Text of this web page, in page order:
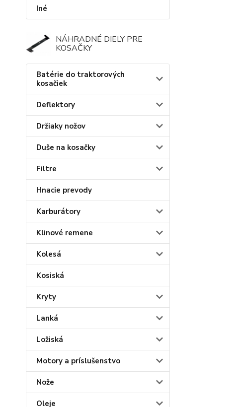
Iné
NÁHRADNÉ DIELY PRE
KOSAČKY
Batérie do traktorových
kosačiek
Deflektory
Držiaky nožov
Duše na kosačky
Filtre
Hnacie prevody
Karburátory
Klinové remene
Kolesá
Kosiská
Kryty
Lanká
Ložiská
Motory a príslušenstvo
Nože
Oleje